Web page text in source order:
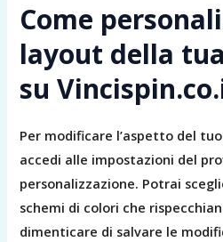
Come
layout della
su
Per modificare l’aspetto del
accedi alle impostazioni del
personalizzazione. Potrai
schemi di colori che
dimenticare di salvare le